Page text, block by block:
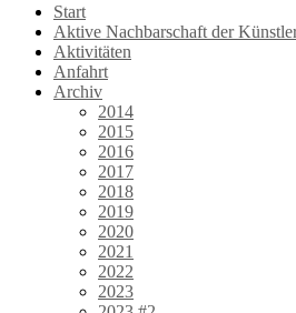
Start
Aktive Nachbarschaft der
Aktivitäten
Anfahrt
Archiv
2014
2015
2016
2017
2018
2019
2020
2021
2022
2023